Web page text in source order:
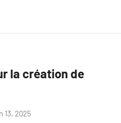
la création de
13, 2025